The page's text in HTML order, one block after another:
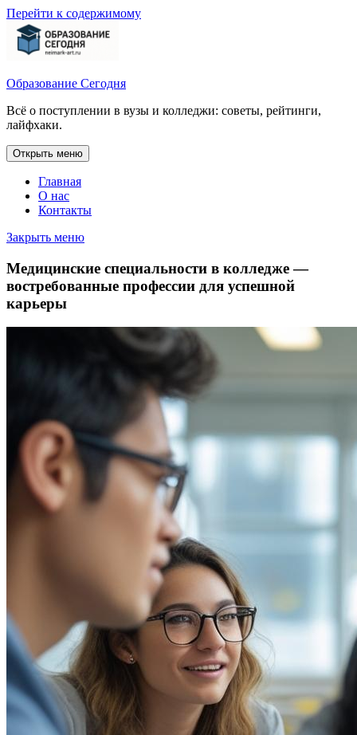
Перейти к содержимому
Образование Сегодня
Всё о поступлении в вузы и колледжи: советы, рейтинги,
лайфхаки.
Открыть меню
Главная
О нас
Контакты
Закрыть меню
Медицинские специальности в колледже —
востребованные профессии для успешной
карьеры